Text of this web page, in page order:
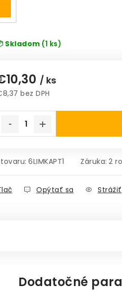
Skladom (1 ks)
/ ks
bez DPH
6LIMKAPT1 Záruka: 2
Opýtať sa Strážiť
Dodatočné